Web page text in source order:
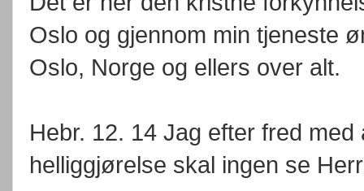
Oslo og gjennom min tjeneste
Oslo, Norge og ellers over alt.
Hebr. 12. 14 Jag efter fred
helliggjørelse skal ingen se